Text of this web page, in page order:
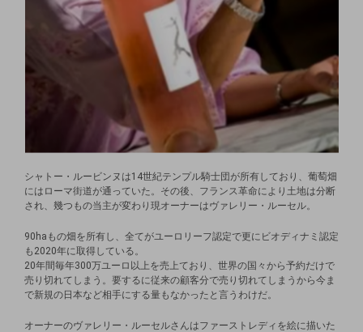
シャトー・ルービンヌは14世紀テンプル騎士団が所有しており、葡萄畑
にはローマ街道が通っていた。その後、フランス革命により土地は分断
され、幾つもの当主が変わり現オーナーはヴァレリー・ルーセル。
90haもの畑を所有し、全てがユーロリーフ認定で更にビオディナミ認定
も2020年に取得している。
20年間毎年300万ユーロ以上を売上ており、世界の国々から予約だけで
売り切れてしまう。要するに従来の顧客分で売り切れてしまうから今ま
で新規の日本など相手にする量もなかったと言うわけだ。
オーナーのヴァレリー・ルーセルさんはファーストレディを絵に描いた